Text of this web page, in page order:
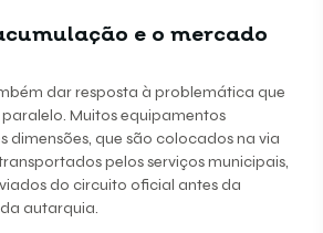
e o mercado
dar resposta à problemática que
Muitos equipamentos
dimensões, que são colocados na via
pelos serviços municipais,
do circuito oficial antes da
autarquia.